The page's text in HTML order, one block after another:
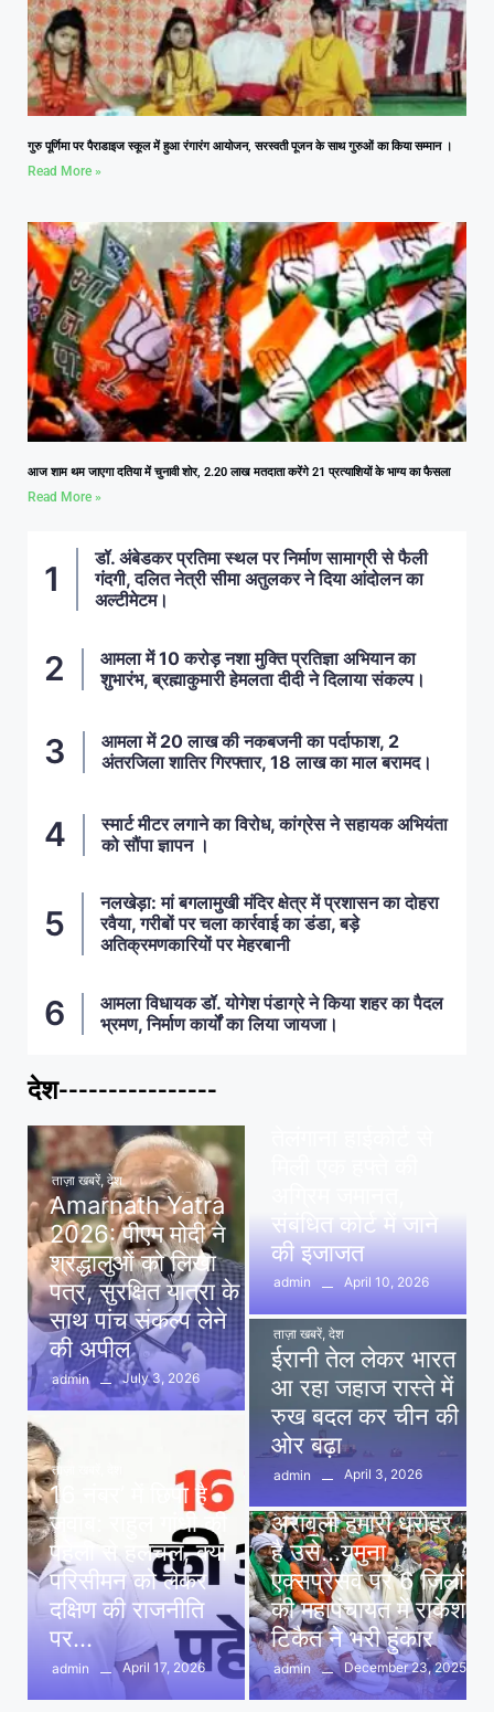
गुरु पूर्णिमा पर पैराडाइज स्कूल में हुआ रंगारंग आयोजन, सरस्वती पूजन के साथ गुरुओं का किया सम्मान ।
Read More »
आज शाम थम जाएगा दतिया में चुनावी शोर, 2.20 लाख मतदाता करेंगे 21 प्रत्याशियों के भाग्य का फैसला
Read More »
डॉ. अंबेडकर प्रतिमा स्थल पर निर्माण सामाग्री से फैली
गंदगी, दलित नेत्री सीमा अतुलकर ने दिया आंदोलन का
अल्टीमेटम।
आमला में 10 करोड़ नशा मुक्ति प्रतिज्ञा अभियान का
शुभारंभ, ब्रह्माकुमारी हेमलता दीदी ने दिलाया संकल्प।
आमला में 20 लाख की नकबजनी का पर्दाफाश, 2
अंतरजिला शातिर गिरफ्तार, 18 लाख का माल बरामद।
स्मार्ट मीटर लगाने का विरोध, कांग्रेस ने सहायक अभियंता
को सौंपा ज्ञापन ।
नलखेड़ा: मां बगलामुखी मंदिर क्षेत्र में प्रशासन का दोहरा
रवैया, गरीबों पर चला कार्रवाई का डंडा, बड़े
अतिक्रमणकारियों पर मेहरबानी
आमला विधायक डॉ. योगेश पंडाग्रे ने किया शहर का पैदल
भ्रमण, निर्माण कार्यों का लिया जायजा।
देश----------------
ताज़ा खबरें, देश
Amarnath Yatra
2026: पीएम मोदी ने
श्रद्धालुओं को लिखा
पत्र, सुरक्षित यात्रा के
साथ पांच संकल्प लेने
की अपील
admin July 3, 2026
ताज़ा खबरें
16 नंबर’ में छिपा है
जवाब: राहुल गांधी की
पहेली से हलचल, क्या
परिसीमन को लेकर
दक्षिण की राजनीति
पर…
admin April 17, 2026
संबंधित कोर्ट में जाने
की इजाजत
admin April 10, 2026
ताज़ा खबरें, देश
ईरानी तेल लेकर भारत
आ रहा जहाज रास्ते में
रुख बदल कर चीन की
ओर बढ़ा
admin
April 3, 2026
अरावली हमारी धरोहर
है उसे…यमुना
एक्सप्रेसवे पर 6 जिलों
की महापंचायत में राकेश
टिकैत ने भरी हुंकार
admin December 23, 2025